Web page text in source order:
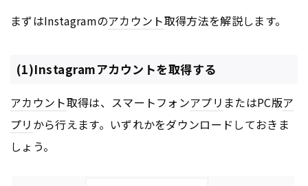
まずはInstagramのアカウント取得方法を解説します。
(1)Instagramアカウントを取得する
アカウント取得は、スマートフォンアプリ またはPC版ア
プリ から行えます。いずれかをダウンロードしておきま
しょう。